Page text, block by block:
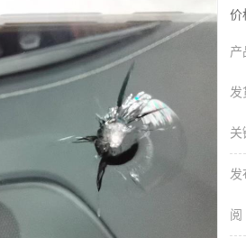
价
产
发
关
发
阅